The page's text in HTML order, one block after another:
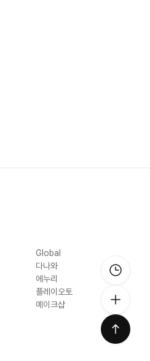
Global
다나와
에누리
플레이오토
메이크샵